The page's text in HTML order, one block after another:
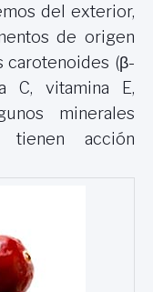
del exterior,
de origen
carotenoides (β-
C, vitamina E,
minerales
tienen acción